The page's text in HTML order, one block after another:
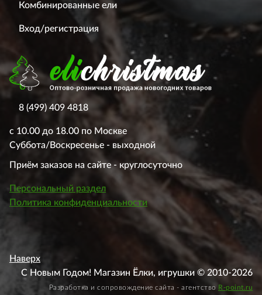
Комбинированные ели
Вход/регистрация
8 (499) 409 4818
с 10.00 до 18.00 по Москве
Суббота/Воскресенье - выходной
Приём заказов на сайте - круглосуточно
Персональный раздел
Политика конфиденциальности
Наверх
С Новым Годом! Магазин Ёлки, игрушки © 2010-2026
Разработка и сопровождение сайта - агентство R-point.ru